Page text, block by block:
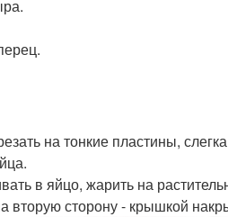
на тонкие пластины,
в яйцо, жарить на
вторую сторону - крышкой